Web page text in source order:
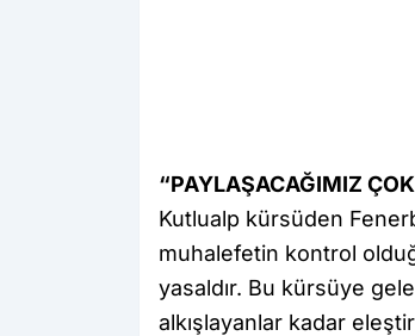
“PAYLAŞACAĞIMIZ
Kutlualp kürsüden
muhalefetin kontrol
yasaldır. Bu kürsüye
alkışlayanlar kadar